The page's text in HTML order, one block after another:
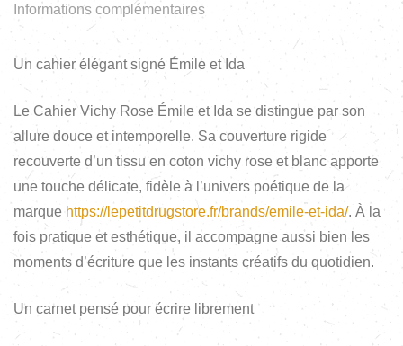
Informations complémentaires
Un cahier élégant signé Émile et Ida
Le Cahier Vichy Rose Émile et Ida se distingue par son
allure douce et intemporelle. Sa couverture rigide
recouverte d’un tissu en coton vichy rose et blanc apporte
une touche délicate, fidèle à l’univers poétique de la
marque https://lepetitdrugstore.fr/brands/emile-et-ida/. À la
fois pratique et esthétique, il accompagne aussi bien les
moments d’écriture que les instants créatifs du quotidien.
Un carnet pensé pour écrire librement